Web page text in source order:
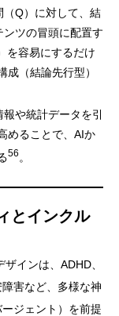
（Q）に対して、結
ツの冒頭に配置す
を容易にするだけ
（結論先行型）
や統計データを引
めることで、AIか
56 。
とインクル
インは、ADHD、
害など、多様な神
ジェント）を前提